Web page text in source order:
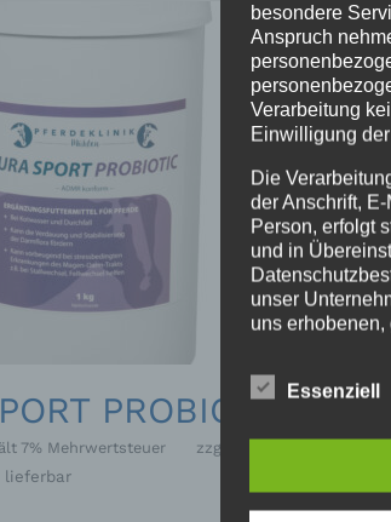
PROBIOTIC
7% Mehrwertsteuer zzgl.
besondere
Anspruch
Verarbeitung
Einwilligung
Die
der Anschrift,
Person, erfolgt
und in
unser
uns
und
lückenlosen
Essenziell